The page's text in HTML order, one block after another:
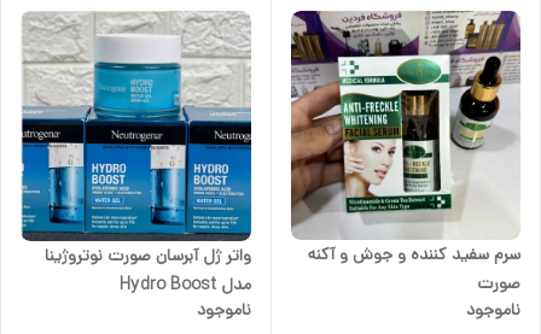
سرم سفید کننده و جوش و آکنه
صورت
ناموجود
واتر ژل آبرسان صورت نوتروژینا
مدل Hydro Boost
ناموجود